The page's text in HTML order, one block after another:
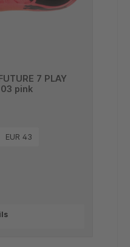
7 PLAY
pink
EUR 43